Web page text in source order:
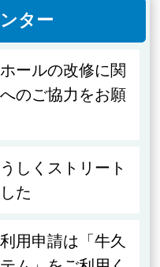
ター
ールの改修に関
のご協力をお願
しくストリート
た
用申請は「牛久